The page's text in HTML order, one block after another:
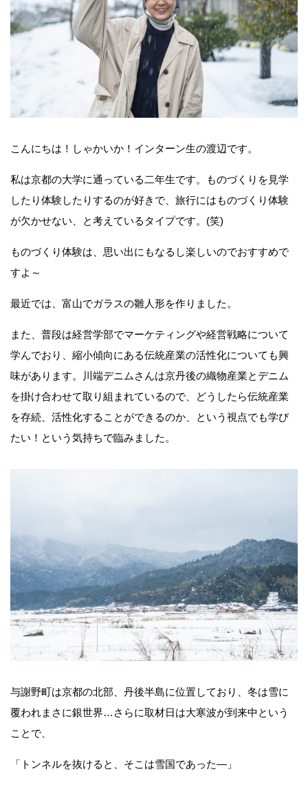
こんにちは！しゃかいか！インターン生の渡辺です。
私は京都の大学に通っている二年生です。ものづくりを見学
したり体験したりするのが好きで、旅行にはものづくり体験
が欠かせない、と考えているタイプです。(笑)
ものづくり体験は、思い出にもなるし楽しいのでおすすめで
すよ～
最近では、富山でガラスの雛人形を作りました。
また、普段は経営学部でマーケティングや経営戦略について
学んでおり、縮小傾向にある伝統産業の活性化についても興
味があります。川端デニムさんは京丹後の織物産業とデニム
を掛け合わせて取り組まれているので、どうしたら伝統産業
を存続、活性化することができるのか、という視点でも学び
たい！という気持ちで臨みました。
与謝野町は京都の北部、丹後半島に位置しており、冬は雪に
覆われまさに銀世界…さらに取材日は大寒波が到来中という
ことで、
「トンネルを抜けると、そこは雪国であった―」